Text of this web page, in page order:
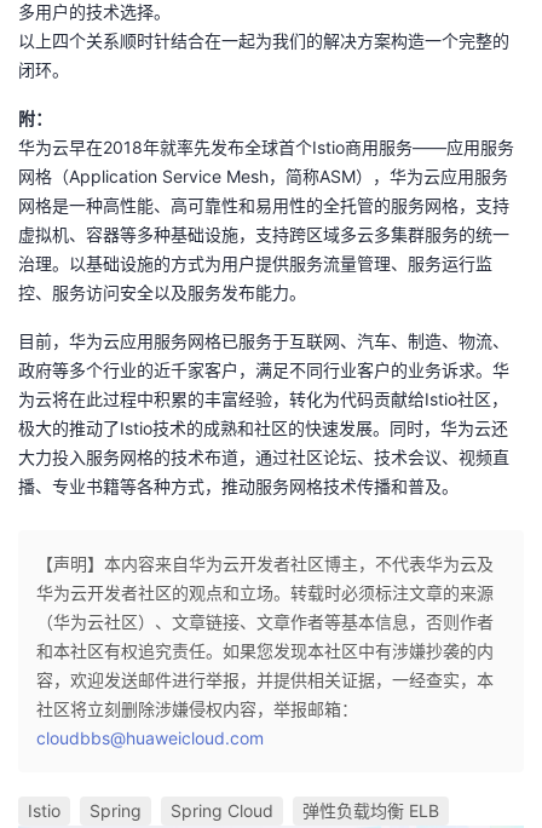
多用户的技术选择。
以上四个关系顺时针结合在一起为我们的解决方案构造一个完整的
闭环。
附：
华为云早在2018年就率先发布全球首个Istio商用服务——应用服务
网格（Application Service Mesh，简称ASM），华为云应用服务
网格是一种高性能、高可靠性和易用性的全托管的服务网格，支持
虚拟机、容器等多种基础设施，支持跨区域多云多集群服务的统一
治理。以基础设施的方式为用户提供服务流量管理、服务运行监
控、服务访问安全以及服务发布能力。
目前，华为云应用服务网格已服务于互联网、汽车、制造、物流、
政府等多个行业的近千家客户，满足不同行业客户的业务诉求。华
为云将在此过程中积累的丰富经验，转化为代码贡献给Istio社区，
极大的推动了Istio技术的成熟和社区的快速发展。同时，华为云还
大力投入服务网格的技术布道，通过社区论坛、技术会议、视频直
播、专业书籍等各种方式，推动服务网格技术传播和普及。
【声明】本内容来自华为云开发者社区博主，不代表华为云及
华为云开发者社区的观点和立场。转载时必须标注文章的来源
（华为云社区）、文章链接、文章作者等基本信息，否则作者
和本社区有权追究责任。如果您发现本社区中有涉嫌抄袭的内
容，欢迎发送邮件进行举报，并提供相关证据，一经查实，本
社区将立刻删除涉嫌侵权内容，举报邮箱：
cloudbbs@huaweicloud.com
Istio Spring Spring Cloud 弹性负载均衡 ELB